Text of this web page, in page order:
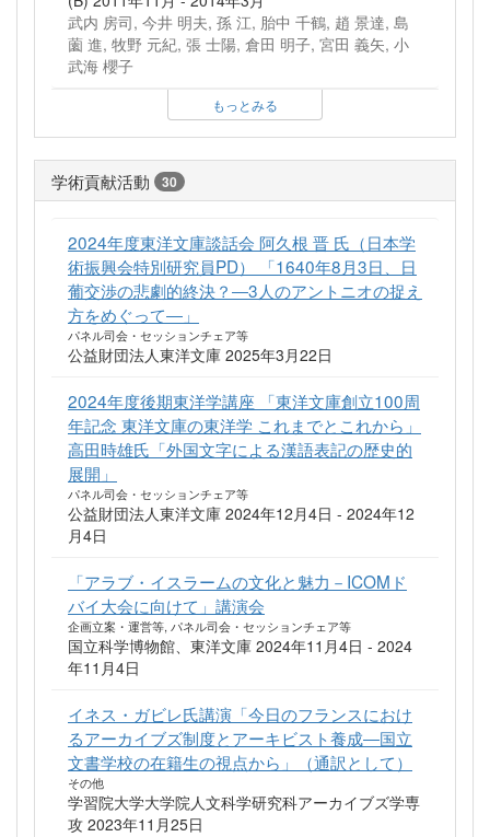
武内 房司, 今井 明夫, 孫 江, 胎中 千鶴, 趙 景達, 島
薗 進, 牧野 元紀, 張 士陽, 倉田 明子, 宮田 義矢, 小
武海 櫻子
もっとみる
学術貢献活動 30
2024年度東洋文庫談話会 阿久根 晋 氏（日本学
術振興会特別研究員PD） 「1640年8月3日、日
葡交渉の悲劇的終決？―3人のアントニオの捉え
方をめぐって―」
パネル司会・セッションチェア等
公益財団法人東洋文庫 2025年3月22日
2024年度後期東洋学講座 「東洋文庫創立100周
年記念 東洋文庫の東洋学 これまでとこれから」
高田時雄氏「外国文字による漢語表記の歴史的
展開」
パネル司会・セッションチェア等
公益財団法人東洋文庫 2024年12月4日 - 2024年12
月4日
「アラブ・イスラームの文化と魅力－ICOMド
バイ大会に向けて」講演会
企画立案・運営等, パネル司会・セッションチェア等
国立科学博物館、東洋文庫 2024年11月4日 - 2024
年11月4日
イネス・ガビレ氏講演「今日のフランスにおけ
るアーカイブズ制度とアーキビスト養成―国立
文書学校の在籍生の視点から」（通訳として）
その他
学習院大学大学院人文科学研究科アーカイブズ学専
攻 2023年11月25日